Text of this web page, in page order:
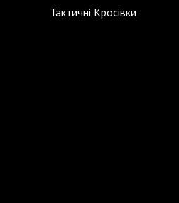
Тактичні Кросівки